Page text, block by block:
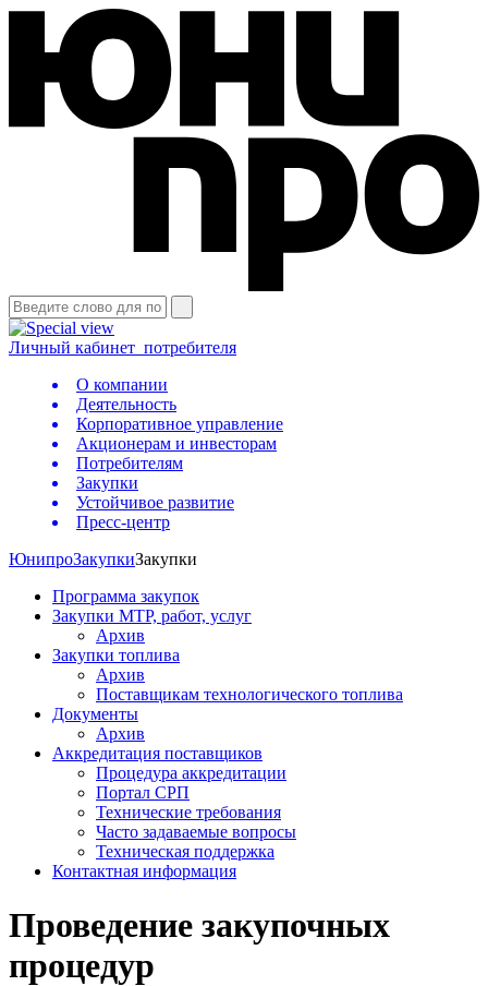
Личный кабинет потребителя
О компании
Деятельность
Корпоративное управление
Акционерам и инвесторам
Потребителям
Закупки
Устойчивое развитие
Пресс-центр
ЮнипроЗакупкиЗакупки
Программа закупок
Закупки МТР, работ, услуг
Архив
Закупки топлива
Архив
Поставщикам технологического топлива
Документы
Архив
Аккредитация поставщиков
Процедура аккредитации
Портал СРП
Технические требования
Часто задаваемые вопросы
Техническая поддержка
Контактная информация
Проведение закупочных
процедур